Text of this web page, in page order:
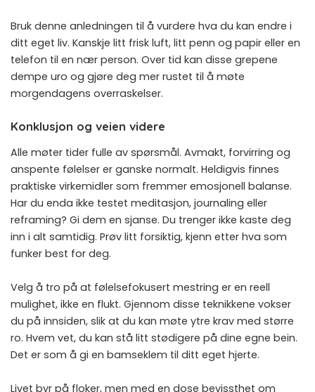
Bruk denne anledningen til å vurdere hva du kan endre i
ditt eget liv. Kanskje litt frisk luft, litt penn og papir eller en
telefon til en nær person. Over tid kan disse grepene
dempe uro og gjøre deg mer rustet til å møte
morgendagens overraskelser.
Konklusjon og veien videre
Alle møter tider fulle av spørsmål. Avmakt, forvirring og
anspente følelser er ganske normalt. Heldigvis finnes
praktiske virkemidler som fremmer emosjonell balanse.
Har du enda ikke testet meditasjon, journaling eller
reframing? Gi dem en sjanse. Du trenger ikke kaste deg
inn i alt samtidig. Prøv litt forsiktig, kjenn etter hva som
funker best for deg.
Velg å tro på at følelsefokusert mestring er en reell
mulighet, ikke en flukt. Gjennom disse teknikkene vokser
du på innsiden, slik at du kan møte ytre krav med større
ro. Hvem vet, du kan stå litt stødigere på dine egne bein.
Det er som å gi en bamseklem til ditt eget hjerte.
Livet byr på floker, men med en dose bevissthet om